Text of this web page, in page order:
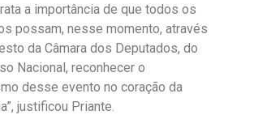
a importância de que todos os
possam, nesse momento, através
da Câmara dos Deputados, do
Nacional, reconhecer o
desse evento no coração da
justificou Priante.